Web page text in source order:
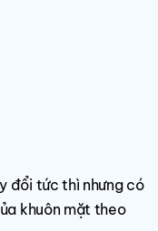
đổi tức thì nhưng có
khuôn mặt theo